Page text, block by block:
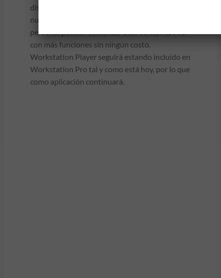
disponibles para su compra. Los usuarios de
nuestros productos de reproductores de uso
personal pueden actualizar a las versiones Pro
con más funciones sin ningún costo.
Workstation Player seguirá estando incluido en
Workstation Pro tal y como está hoy, por lo que
como aplicación continuará.